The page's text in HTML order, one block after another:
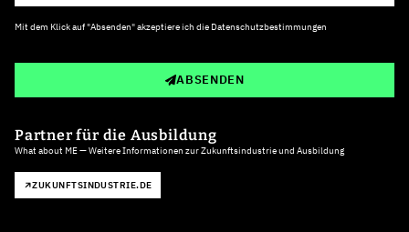
Mit dem Klick auf "Absenden" akzeptiere ich die Datenschutzbestimmungen
ABSENDEN
Partner für die Ausbildung
What about ME — Weitere Informationen zur Zukunftsindustrie und Ausbildung
ZUKUNFTSINDUSTRIE.DE